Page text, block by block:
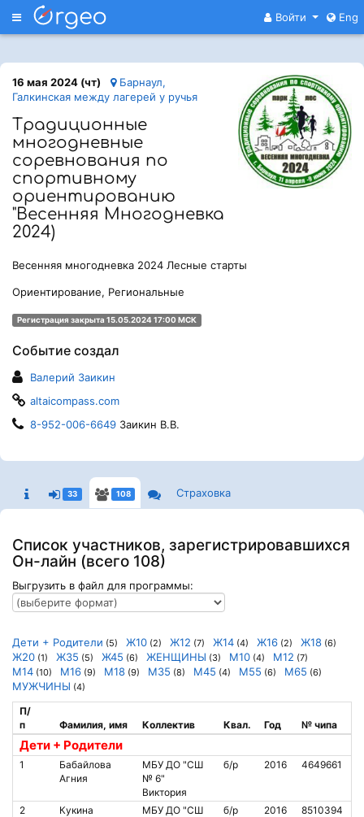
Меню Войти Eng
16 мая 2024 (чт)
Барнаул,
Галкинская между лагерей у ручья
Традиционные
многодневные
соревнования по
спортивному
ориентированию
"Весенняя Многодневка
2024)
Весенняя многодневка 2024 Лесные старты
Ориентирование, Региональные
Регистрация закрыта 15.05.2024 17:00 МСК
Событие создал
Валерий Заикин
altaicompass.com
8-952-006-6649 Заикин В.В.
33 108 Страховка
Список участников, зарегистрировавшихся
Он-лайн (всего 108)
Выгрузить в файл для программы:
Дети + Родители (5) Ж10 (2) Ж12 (7) Ж14 (4) Ж16 (2) Ж18 (6)
Ж20 (1) Ж35 (5) Ж45 (6) ЖЕНЩИНЫ (3) М10 (4) М12 (7)
М14 (10) М16 (9) М18 (9) М35 (8) М45 (4) М55 (6) М65 (6)
МУЖЧИНЫ (4)
Дети + Родители
П/
п
Фамилия, имя Коллектив Квал. Год № чипа
1
Бабайлова
Агния
МБУ ДО "СШ
№ 6"
Виктория
б/р 2016 4649661
2
Кукина
МБУ ДО "СШ
б/р 2016 8510394